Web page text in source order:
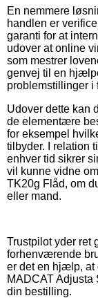
En nemmere
handlen er
garanti for at
udover at online
som mestrer
genvej til en
problemstillinger i
Udover dette kan
de elementære
for eksempel
tilbyder. I relation
enhver tid sikrer
vil kunne vidne
TK20g Flåd, om
eller mand.
Trustpilot yder ret
forhenværende
er det en hjælp, at
MADCAT
din bestilling.